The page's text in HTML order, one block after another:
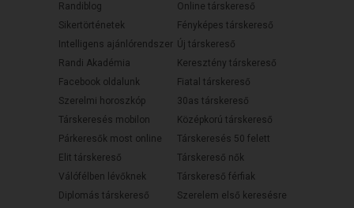
Randiblog
Sikertörténetek
Intelligens ajánlórendszer
Randi Akadémia
Facebook oldalunk
Szerelmi horoszkóp
Társkeresés mobilon
Párkeresők most online
Elit társkereső
Válófélben lévőknek
Diplomás társkereső
Online társkereső
Fényképes társkereső
Új társkereső
Keresztény társkereső
Fiatal társkereső
30as társkereső
Középkorú társkereső
Társkeresés 50 felett
Társkereső nők
Társkereső férfiak
Szerelem első keresésre